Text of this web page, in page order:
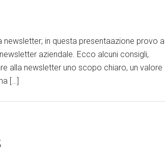
in questa presentaazione provo a
aziendale. Ecco alcuni consigli,
alla newsletter uno scopo chiaro, un valore
[…]